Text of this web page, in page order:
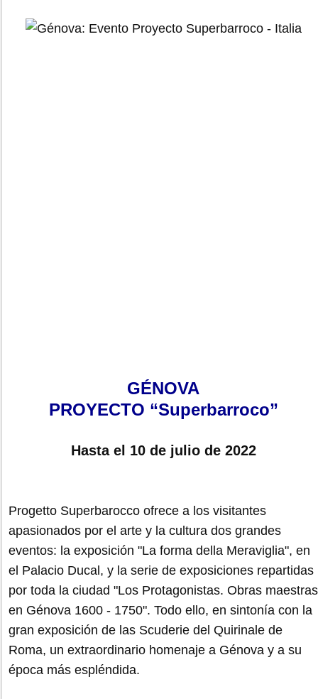
GÉNOVA
PROYECTO “Superbarroco”
Hasta el 10 de julio de 2022
Progetto Superbarocco ofrece a los visitantes
apasionados por el arte y la cultura dos grandes
eventos: la exposición "La forma della Meraviglia", en
el Palacio Ducal, y la serie de exposiciones repartidas
por toda la ciudad "Los Protagonistas. Obras maestras
en Génova 1600 - 1750". Todo ello, en sintonía con la
gran exposición de las Scuderie del Quirinale de
Roma, un extraordinario homenaje a Génova y a su
época más espléndida.